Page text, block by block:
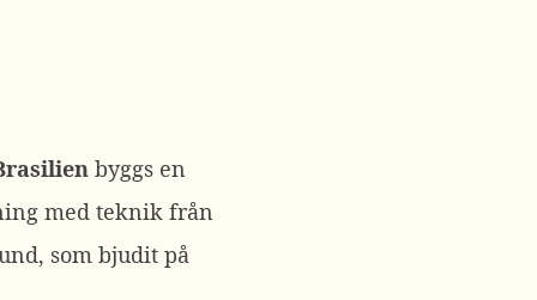
byggs en
med teknik från
som bjudit på